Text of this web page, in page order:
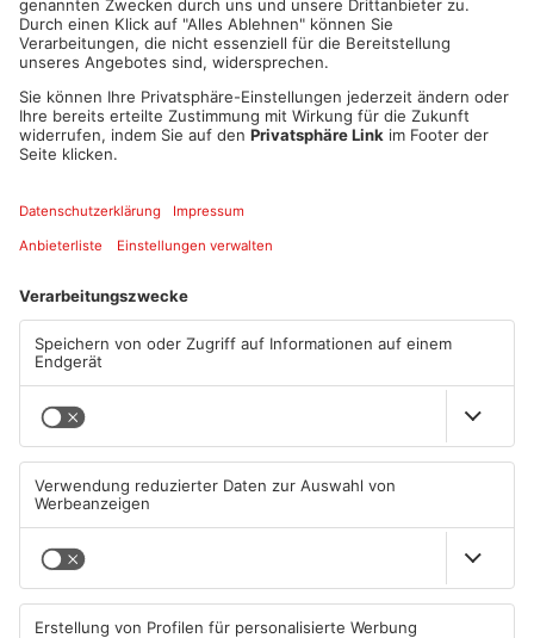
Es gibt einen Getränkeverkauf vor Ort, allerdings Sekt und
Wein nur in kleinen Flaschen. Bier und Apfelwein sind
ebenfalls erhältlich und natürlich nichtalkoholische Getränke.
Gläser bitte selbst mitbringen! Speisen werden nicht
angeboten, allerdings dürfen die Gäste gerne ihre eigene
„Brotzeit“ mitbringen. Karten gibt es nur im Vorverkauf bei der
Tourist-Information, Telefon 06051 830-300 (Öffnungszeiten
Montag bis Freitag 10 Uhr bis 16.30 Uhr; Samstag und Sonntag
www.gelnhausen.dezum Preis von je 12 Euro.
Tickets
Vorrätig
12 EUR
TICKETSTORE
Fr. 15. Juli 2022, 18:00 Uhr - Fr. 15. Juli 2022, 23:59 Uhr
ICAL GOOGLE YAHOO